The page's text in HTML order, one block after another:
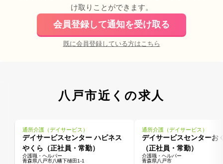
け取りことができます。
会員登録して通知を受け取る
既に会員登録している方はこちら
八戸市近くの求人
通所介護（デイサービス）
デイサービスセンター ハピネス
やくら（正社員・常勤）
介護職・ヘルパー
青森県八戸市八幡下樋田1-1
通所介護（デイサービス）
デイサービスセンターお
（正社員・常勤）
介護職・ヘルパー
青森県八戸市